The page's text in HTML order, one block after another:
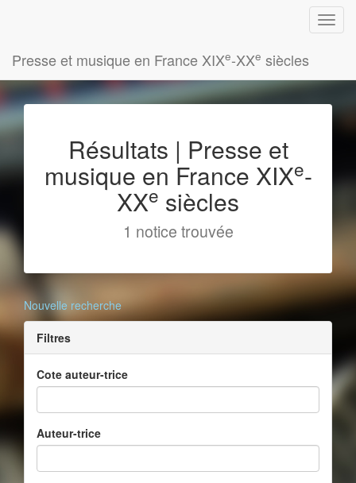
Presse et musique en France XIXe-XXe siècles
Résultats | Presse et
musique en France XIXe-
XXe siècles
1 notice trouvée
Nouvelle recherche
Filtres
Cote auteur-trice
Auteur-trice